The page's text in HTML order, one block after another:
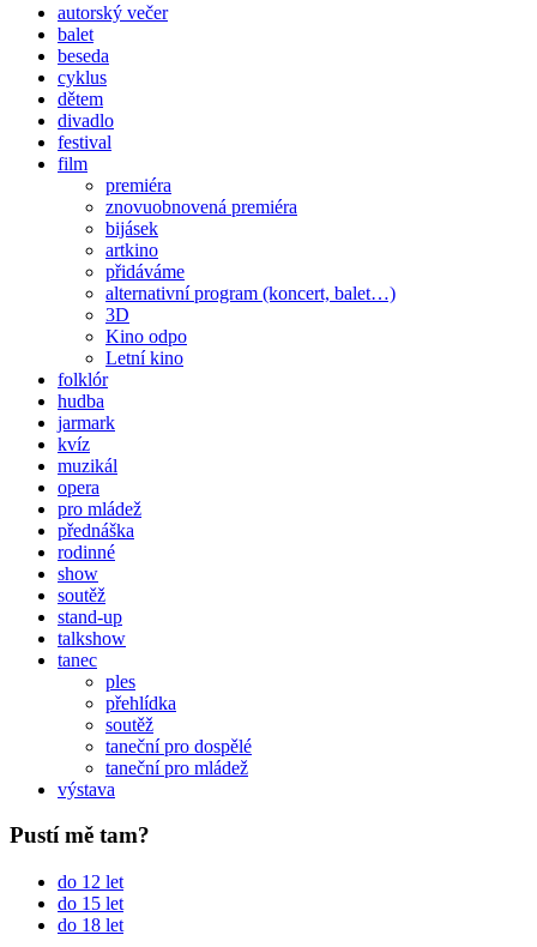
autorský večer
balet
beseda
cyklus
dětem
divadlo
festival
film
premiéra
znovuobnovená premiéra
bijásek
artkino
přidáváme
alternativní program (koncert, balet…)
3D
Kino odpo
Letní kino
folklór
hudba
jarmark
kvíz
muzikál
opera
pro mládež
přednáška
rodinné
show
soutěž
stand-up
talkshow
tanec
ples
přehlídka
soutěž
taneční pro dospělé
taneční pro mládež
výstava
Pustí mě tam?
do 12 let
do 15 let
do 18 let